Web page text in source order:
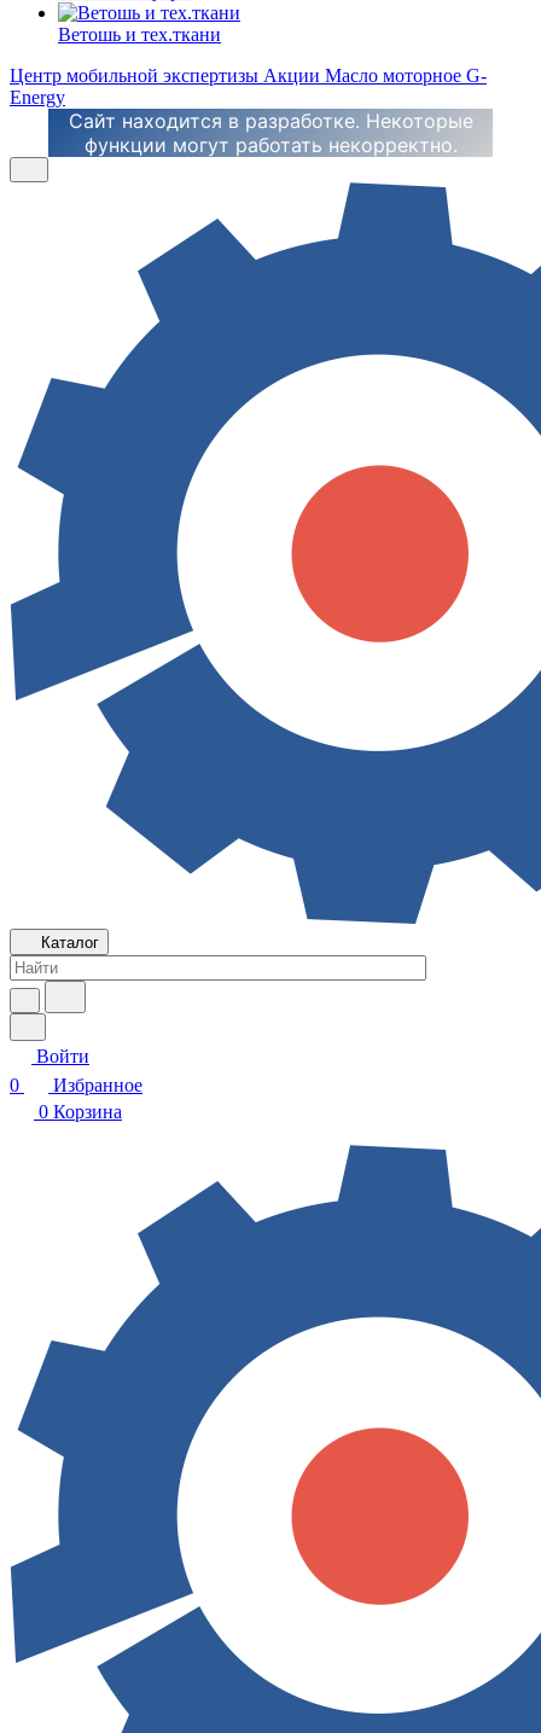
Ветошь и тех.ткани
Центр мобильной экспертизы Акции Масло моторное G-
Energy
Сайт находится в разработке. Некоторые
функции могут работать некорректно.
Каталог
Войти
0
Избранное
0 Корзина